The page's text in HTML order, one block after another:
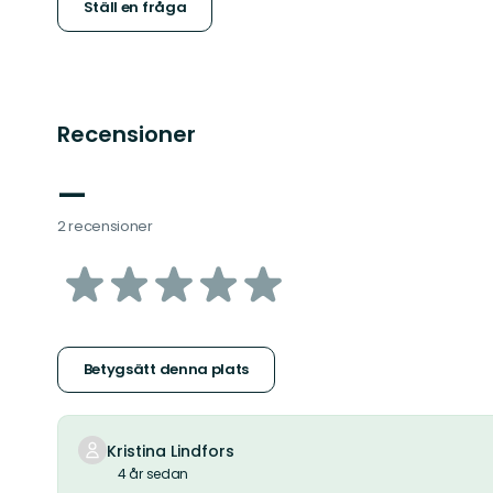
Ställ en fråga
Recensioner
—
2 recensioner
av
stjärnor
Betygsätt denna plats
Kristina Lindfors
4 år sedan